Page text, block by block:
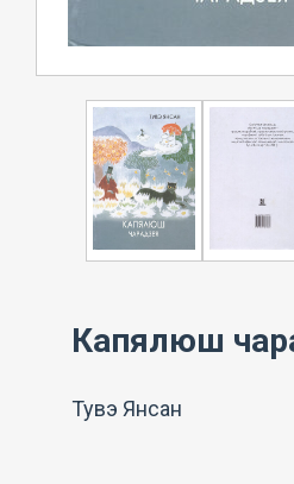
Капялюш
Тувэ Янсан